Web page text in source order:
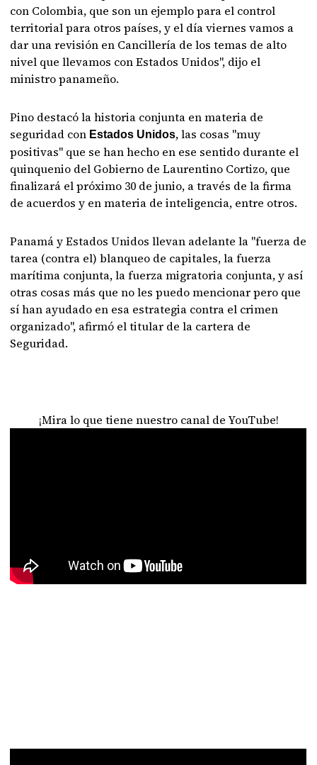
con Colombia, que son un ejemplo para el control
territorial para otros países, y el día viernes vamos a
dar una revisión en Cancillería de los temas de alto
nivel que llevamos con Estados Unidos", dijo el
ministro panameño.
Pino destacó la historia conjunta en materia de
seguridad con Estados Unidos, las cosas "muy
positivas" que se han hecho en ese sentido durante el
quinquenio del Gobierno de Laurentino Cortizo, que
finalizará el próximo 30 de junio, a través de la firma
de acuerdos y en materia de inteligencia, entre otros.
Panamá y Estados Unidos llevan adelante la "fuerza de
tarea (contra el) blanqueo de capitales, la fuerza
marítima conjunta, la fuerza migratoria conjunta, y así
otras cosas más que no les puedo mencionar pero que
sí han ayudado en esa estrategia contra el crimen
organizado", afirmó el titular de la cartera de
Seguridad.
¡Mira lo que tiene nuestro canal de YouTube!